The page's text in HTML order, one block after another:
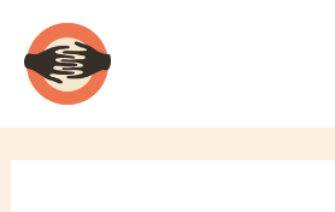
contenido